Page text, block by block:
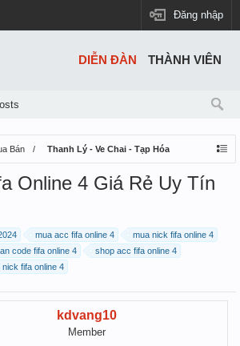
Đăng nhập
Bán Thanh Lý - Ve Chai - Tạp Hóa
Online 4 Giá Rẻ Uy Tín
mua acc fifa online 4
mua nick fifa online 4
code fifa online 4
shop acc fifa online 4
nick fifa online 4
kdvang10
Member
DIỄN ĐÀN THÀNH VIÊN